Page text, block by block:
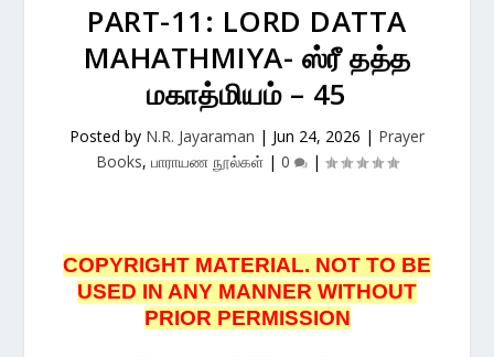
PART-11: LORD DATTA
MAHATHMIYA- ஸ்ரீ தத்த
மகாத்மியம் – 45
Posted by N.R. Jayaraman | Jun 24, 2026 | Prayer
Books, பாராயண நூல்கள் | 0 |
COPYRIGHT MATERIAL. NOT TO BE
USED IN ANY MANNER WITHOUT
PRIOR PERMISSION